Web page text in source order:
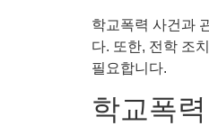
학교폭력 사건과
다. 또한, 전학 조
필요합니다.
학교폭